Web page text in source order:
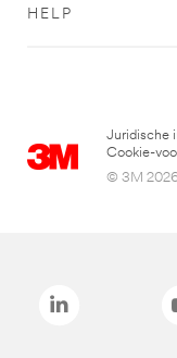
HELP
Juridische
Cookie-
© 3M